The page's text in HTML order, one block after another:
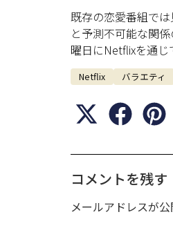
既存の恋愛番組で
と予測不可能な関
曜日にNetflixを通じ
Netflix バラエティ
コメントを残す
メールアドレスが